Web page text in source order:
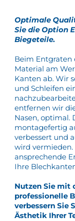
Optimale
Sie die Option
Biegeteile.
Beim Entgraten
Material am
Kanten ab. Wir
und Schleifen
entfernen wir
Nasen, optimal.
montagefertig
verbessert und
wird vermieden.
ansprechende
Ihre
Nutzen Sie mit
professionelle
verbessern Sie
Ästhetik Ihrer